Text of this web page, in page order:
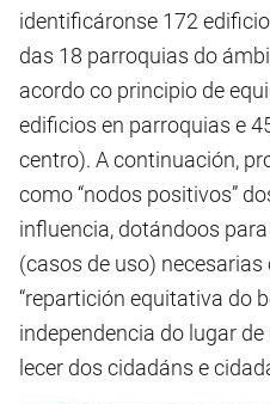
identificáronse 172
das 18 parroquias do
acordo co principio de
edificios en parroquias e
centro). A continuación,
como “nodos positivos”
influencia, dotándoos
(casos de uso)
“repartición equitativa do
independencia do lugar
lecer dos cidadáns e